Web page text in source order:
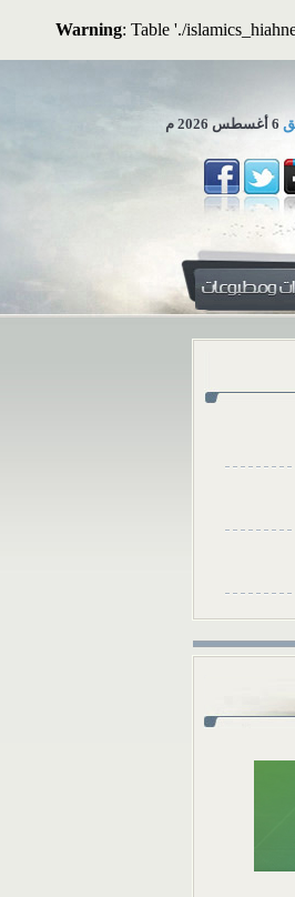
Warning: Table './
6 أغسطس 2026 م